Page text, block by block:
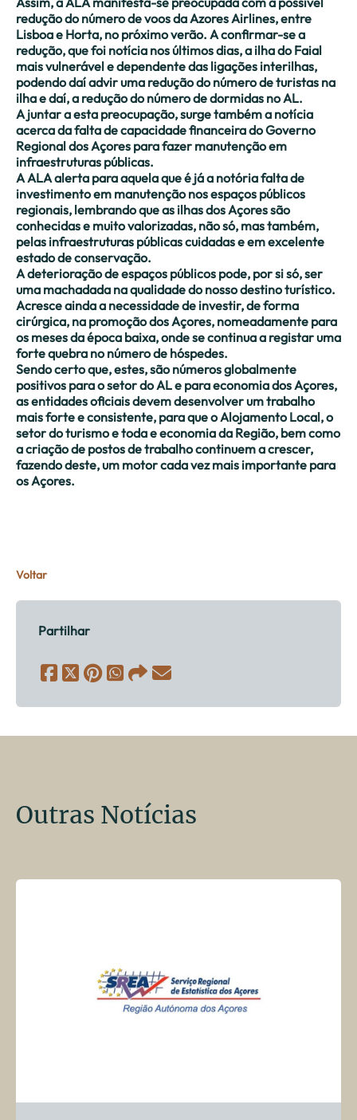
redução do número de voos da Azores Airlines, entre
Lisboa e Horta, no próximo verão. A confirmar-se a
redução, que foi notícia nos últimos dias, a ilha do Faial
mais vulnerável e dependente das ligações interilhas,
podendo daí advir uma redução do número de turistas na
ilha e daí, a redução do número de dormidas no AL.
A juntar a esta preocupação, surge também a notícia
acerca da falta de capacidade financeira do Governo
Regional dos Açores para fazer manutenção em
infraestruturas públicas.
A ALA alerta para aquela que é já a notória falta de
investimento em manutenção nos espaços públicos
regionais, lembrando que as ilhas dos Açores são
conhecidas e muito valorizadas, não só, mas também,
pelas infraestruturas públicas cuidadas e em excelente
estado de conservação.
A deterioração de espaços públicos pode, por si só, ser
uma machadada na qualidade do nosso destino turístico.
Acresce ainda a necessidade de investir, de forma
cirúrgica, na promoção dos Açores, nomeadamente para
os meses da época baixa, onde se continua a registar uma
forte quebra no número de hóspedes.
Sendo certo que, estes, são números globalmente
positivos para o setor do AL e para economia dos Açores,
as entidades oficiais devem desenvolver um trabalho
mais forte e consistente, para que o Alojamento Local, o
setor do turismo e toda e economia da Região, bem como
a criação de postos de trabalho continuem a crescer,
fazendo deste, um motor cada vez mais importante para
os Açores.
Voltar
Partilhar
Outras Notícias